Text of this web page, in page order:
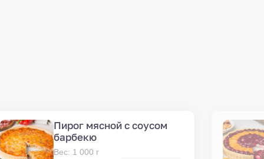
Пирог мясной с соусом
барбекю
Вес: 1 000 г